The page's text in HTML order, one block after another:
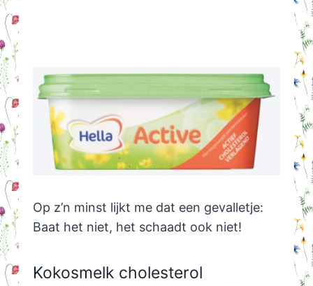
Op z’n minst lijkt me dat een gevalletje:
Baat het niet, het schaadt ook niet!
Kokosmelk cholesterol